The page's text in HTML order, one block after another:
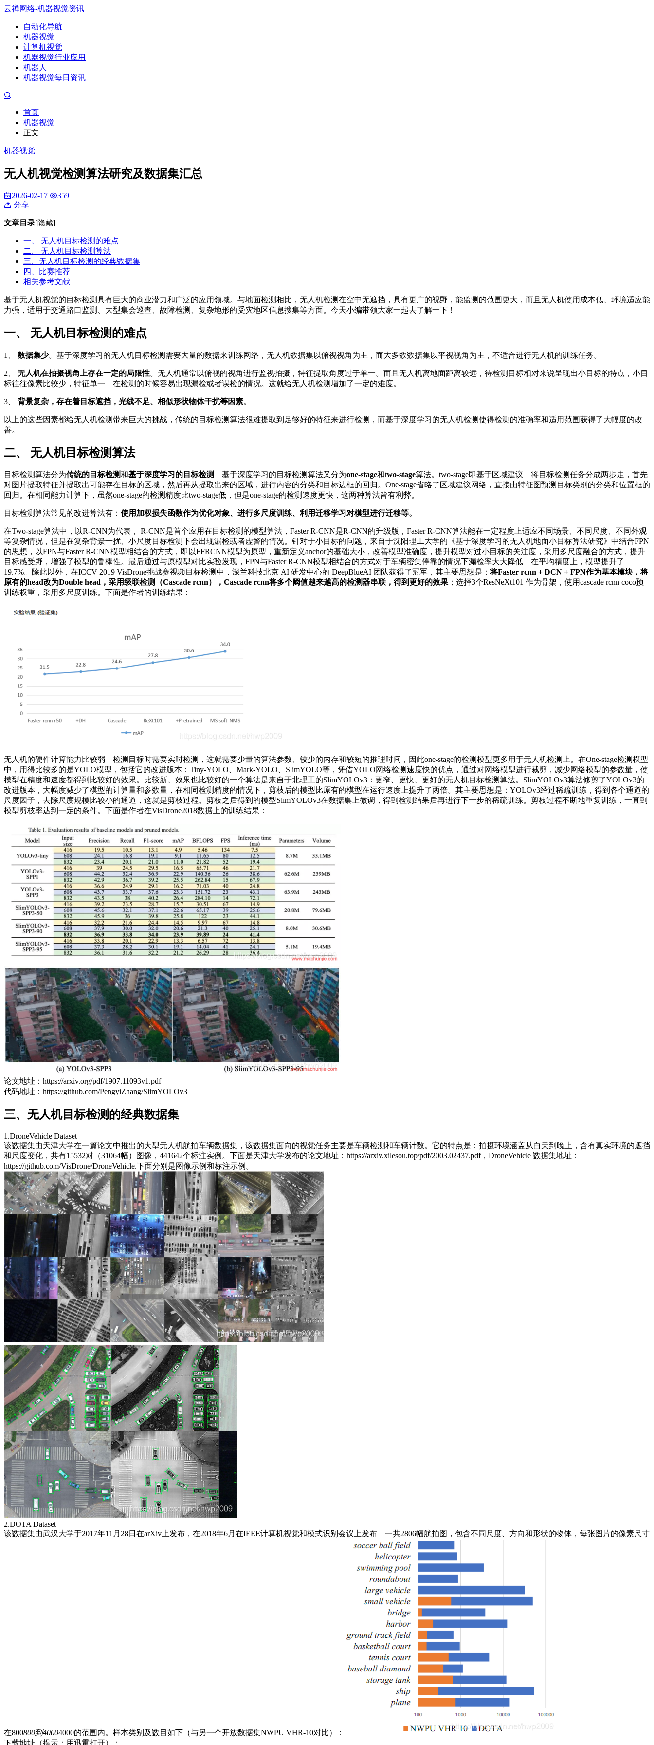
云禅网络-机器视觉资讯
自动化导航
机器视觉
计算机视觉
机器视觉行业应用
机器人
机器视觉每日资讯
首页
机器视觉
正文
机器视觉
无人机视觉检测算法研究及数据集汇总
2026-02-17
359
分享
文章目录[隐藏]
一、 无人机目标检测的难点
二、 无人机目标检测算法
三、无人机目标检测的经典数据集
四、比赛推荐
相关参考文献
基于无人机视觉的目标检测具有巨大的商业潜力和广泛的应用领域。与地面检测相比，无人机检测在空中无遮挡，具有更广的视野，能监测的范围更大，而且无人机使用成本低、环境适应能
力强，适用于交通路口监测、大型集会巡查、故障检测、复杂地形的受灾地区信息搜集等方面。今天小编带领大家一起去了解一下！
一、 无人机目标检测的难点
1、 数据集少。基于深度学习的无人机目标检测需要大量的数据来训练网络，无人机数据集以俯视视角为主，而大多数数据集以平视视角为主，不适合进行无人机的训练任务。
2、 无人机在拍摄视角上存在一定的局限性。无人机通常以俯视的视角进行监视拍摄，特征提取角度过于单一。而且无人机离地面距离较远，待检测目标相对来说呈现出小目标的特点，小目
标往往像素比较少，特征单一，在检测的时候容易出现漏检或者误检的情况。这就给无人机检测增加了一定的难度。
3、 背景复杂，存在着目标遮挡，光线不足、相似形状物体干扰等因素。
以上的这些因素都给无人机检测带来巨大的挑战，传统的目标检测算法很难提取到足够好的特征来进行检测，而基于深度学习的无人机检测使得检测的准确率和适用范围获得了大幅度的改
善。
二、 无人机目标检测算法
目标检测算法分为传统的目标检测和基于深度学习的目标检测 ，基于深度学习的目标检测算法又分为one-stage和two-stage算法。two-stage即基于区域建议，将目标检测任务分成两步走，首先
对图片提取特征并提取出可能存在目标的区域，然后再从提取出来的区域，进行内容的分类和目标边框的回归。One-stage省略了区域建议网络，直接由特征图预测目标类别的分类和位置框的
回归。在相同能力计算下，虽然one-stage的检测精度比two-stage低，但是one-stage的检测速度更快，这两种算法皆有利弊。
目标检测算法常见的改进算法有： 使用加权损失函数作为优化对象、进行多尺度训练、利用迁移学习对模型进行迁移等。
在Two-stage算法中，以R-CNN为代表， R-CNN是首个应用在目标检测的模型算法，Faster R-CNN是R-CNN的升级版，Faster R-CNN算法能在一定程度上适应不同场景、不同尺度、不同外观
等复杂情况，但是在复杂背景干扰、小尺度目标检测下会出现漏检或者虚警的情况。针对于小目标的问题，来自于沈阳理工大学的《基于深度学习的无人机地面小目标算法研究》中结合FPN
的思想，以FPN与Faster R-CNN模型相结合的方式，即以FFRCNN模型为原型，重新定义anchor的基础大小，改善模型准确度，提升模型对过小目标的关注度，采用多尺度融合的方式，提升
目标感受野，增强了模型的鲁棒性。最后通过与原模型对比实验发现，FPN与Faster R-CNN模型相结合的方式对于车辆密集停靠的情况下漏检率大大降低，在平均精度上，模型提升了
19.7%。除此以外，在ICCV 2019 VisDrone挑战赛视频目标检测中，深兰科技北京 AI 研发中心的 DeepBlueAI 团队获得了冠军，其主要思想是：将Faster rcnn + DCN + FPN作为基本模块，将
原有的head改为Double head，采用级联检测（Cascade rcnn），Cascade rcnn将多个阈值越来越高的检测器串联，得到更好的效果；选择3个ResNeXt101 作为骨架，使用cascade rcnn coco预
训练权重，采用多尺度训练。下面是作者的训练结果：
无人机的硬件计算能力比较弱，检测目标时需要实时检测，这就需要少量的算法参数、较少的内存和较短的推理时间，因此one-stage的检测模型更多用于无人机检测上。在One-stage检测模型
中，用得比较多的是YOLO模型，包括它的改进版本：Tiny-YOLO、Mark-YOLO、SlimYOLO等，凭借YOLO网络检测速度快的优点，通过对网络模型进行裁剪，减少网络模型的参数量，使
模型在精度和速度都得到比较好的效果。比较新、效果也比较好的一个算法是来自于北理工的SlimYOLOv3：更窄、更快、更好的无人机目标检测算法。SlimYOLOv3算法修剪了YOLOv3的
改进版本，大幅度减少了模型的计算量和参数量，在相同检测精度的情况下，剪枝后的模型比原有的模型在运行速度上提升了两倍。其主要思想是：YOLOv3经过稀疏训练，得到各个通道的
尺度因子，去除尺度规模比较小的通道，这就是剪枝过程。剪枝之后得到的模型SlimYOLOv3在数据集上微调，得到检测结果后再进行下一步的稀疏训练。剪枝过程不断地重复训练，一直到
模型剪枝率达到一定的条件。下面是作者在VisDrone2018数据上的训练结果：
论文地址：https://arxiv.org/pdf/1907.11093v1.pdf
代码地址：https://github.com/PengyiZhang/SlimYOLOv3
三、无人机目标检测的经典数据集
1.DroneVehicle Dataset
该数据集由天津大学在一篇论文中推出的大型无人机航拍车辆数据集，该数据集面向的视觉任务主要是车辆检测和车辆计数。它的特点是：拍摄环境涵盖从白天到晚上，含有真实环境的遮挡
和尺度变化，共有15532对（31064幅）图像，441642个标注实例。下面是天津大学发布的论文地址：https://arxiv.xilesou.top/pdf/2003.02437.pdf，DroneVehicle 数据集地址：
https://github.com/VisDrone/DroneVehicle.下面分别是图像示例和标注示例。
2.DOTA Dataset
该数据集由武汉大学于2017年11月28日在arXiv上发布，在2018年6月在IEEE计算机视觉和模式识别会议上发布，一共2806幅航拍图，包含不同尺度、方向和形状的物体，每张图片的像素尺寸
在800800到40004000的范围内。样本类别及数目如下（与另一个开放数据集NWPU VHR-10对比）：
下载地址（提示：用迅雷打开）：